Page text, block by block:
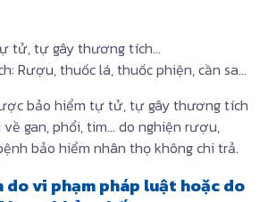
tử, tự gây thương tích…
Rượu, thuốc lá, thuốc phiện, cần sa…
bảo hiểm tự tử, tự gây thương tích
về gan, phổi, tim… do nghiện rượu,
bảo hiểm nhân thọ không chi trả.
do vi phạm pháp luật hoặc do